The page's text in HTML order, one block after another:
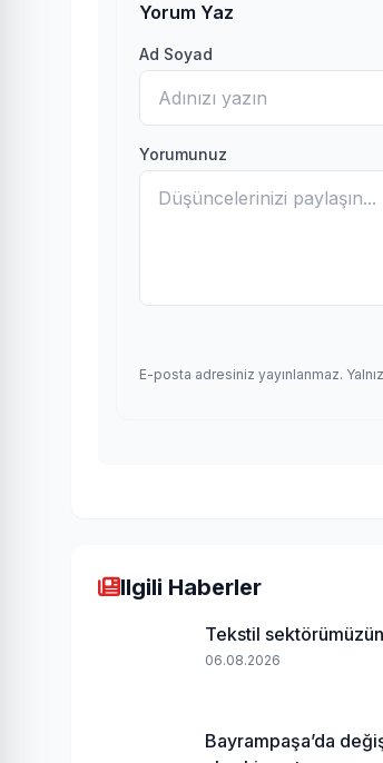
Yorum Yaz
Ad Soyad
Yorumunuz
E-posta adresiniz yayınlanmaz.
Ilgili Haberler
Tekstil sektörümüzün
06.08.2026
Bayrampaşa’da